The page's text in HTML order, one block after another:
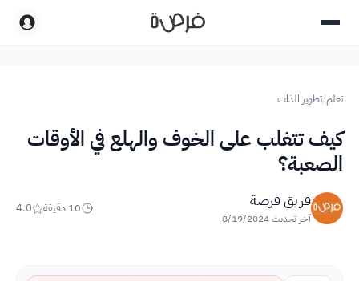
تعلم/تطوير الذات
كيف تتغلب على الخوف والهلع في الأوقات
الصعبة؟
فريق فرصة
آخر تحديث8/19/2024
10 دقيقة 4.0